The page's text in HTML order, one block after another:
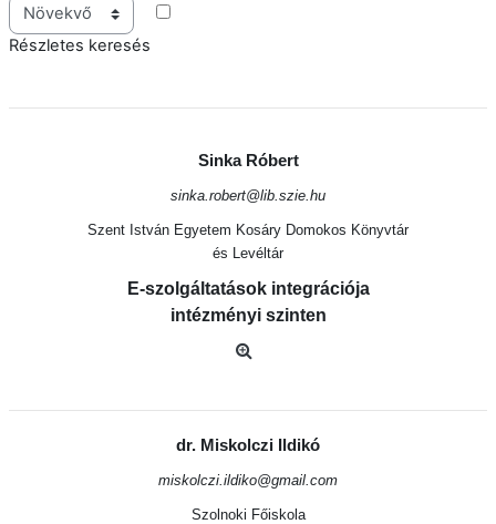
Részletes keresés
Sinka Róbert
sinka.robert@lib.szie.hu
Szent István Egyetem Kosáry Domokos Könyvtár
és Levéltár
E-szolgáltatások integrációja
intézményi szinten
dr. Miskolczi Ildikó
miskolczi.ildiko@gmail.com
Szolnoki Főiskola